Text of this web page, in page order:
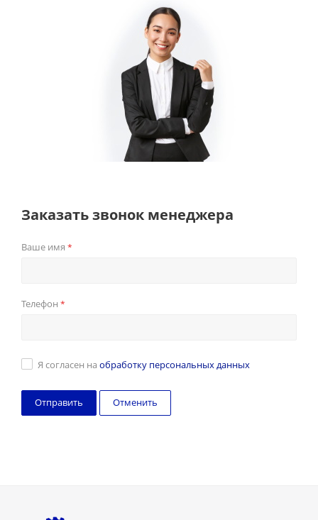
Заказать звонок менеджера
Ваше имя *
Телефон *
Я согласен на обработку персональных данных
Отменить